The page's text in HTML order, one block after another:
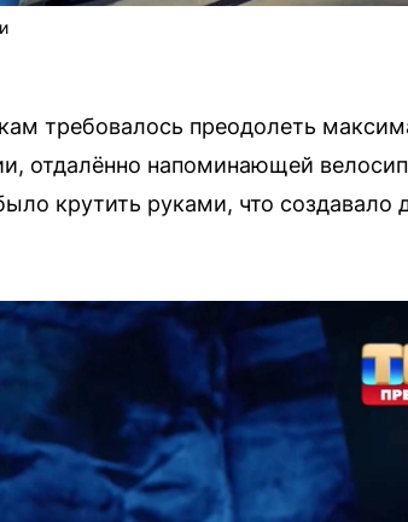
требовалось преодолеть
отдалённо напоминающей
крутить руками, что создавало